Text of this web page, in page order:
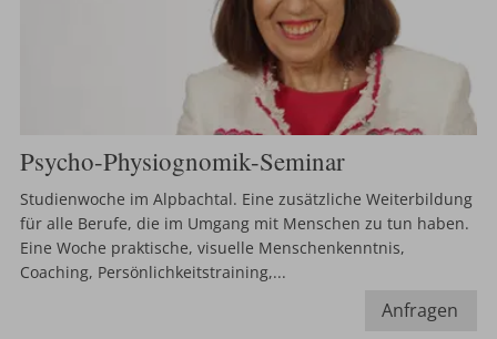
Psycho-Physiognomik-Seminar
Studienwoche im Alpbachtal. Eine zusätzliche Weiterbildung
für alle Berufe, die im Umgang mit Menschen zu tun haben.
Eine Woche praktische, visuelle Menschenkenntnis,
Coaching, Persönlichkeitstraining,...
Anfragen